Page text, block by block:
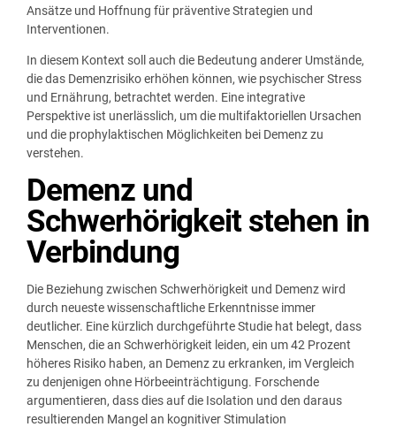
Ansätze und Hoffnung für präventive Strategien und
Interventionen.
In diesem Kontext soll auch die Bedeutung anderer Umstände,
die das Demenzrisiko erhöhen können, wie psychischer Stress
und Ernährung, betrachtet werden. Eine integrative
Perspektive ist unerlässlich, um die multifaktoriellen Ursachen
und die prophylaktischen Möglichkeiten bei Demenz zu
verstehen.
Demenz und
Schwerhörigkeit stehen in
Verbindung
Die Beziehung zwischen Schwerhörigkeit und Demenz wird
durch neueste wissenschaftliche Erkenntnisse immer
deutlicher. Eine kürzlich durchgeführte Studie hat belegt, dass
Menschen, die an Schwerhörigkeit leiden, ein um 42 Prozent
höheres Risiko haben, an Demenz zu erkranken, im Vergleich
zu denjenigen ohne Hörbeeinträchtigung. Forschende
argumentieren, dass dies auf die Isolation und den daraus
resultierenden Mangel an kognitiver Stimulation